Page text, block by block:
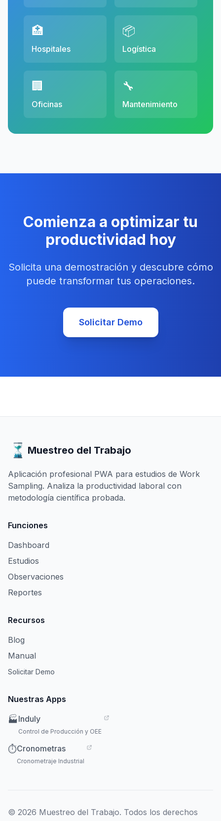
🏥
Hospitales
📦
Logística
🏢
Oficinas
🔧
Mantenimiento
Comienza a optimizar tu
productividad hoy
Solicita una demostración y descubre cómo
puede transformar tus operaciones.
Solicitar Demo
Muestreo del Trabajo
Aplicación profesional PWA para estudios de Work
Sampling. Analiza la productividad laboral con
metodología científica probada.
Funciones
Dashboard
Estudios
Observaciones
Reportes
Recursos
Blog
Manual
Solicitar Demo
Nuestras Apps
🏭 Induly
Control de Producción y OEE
⏱️Cronometras
Cronometraje Industrial
© 2026 Muestreo del Trabajo. Todos los derechos